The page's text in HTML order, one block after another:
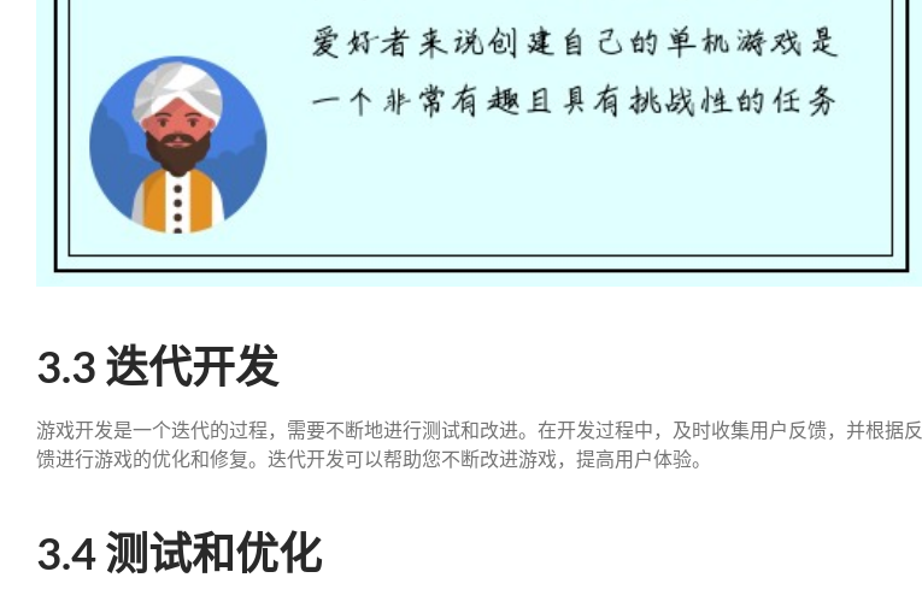
3.3 迭代开发
游戏开发是一个迭代的过程，需要不断地进行测试和改进。在开发过程中，及时收集用户反馈，并根据反
馈进行游戏的优化和修复。迭代开发可以帮助您不断改进游戏，提高用户体验。
3.4 测试和优化